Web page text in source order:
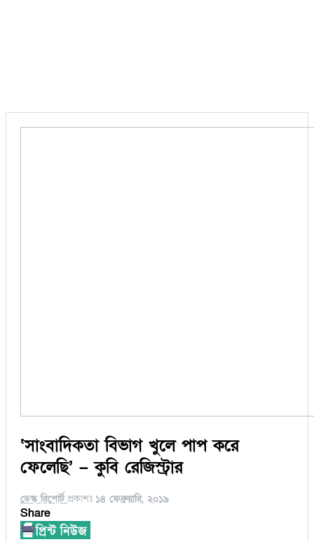
‘সাংবাদিকতা বিভাগ খুলে পাপ করে
ফেলেছি’ – কুবি রেজিস্ট্রার
ডেস্ক রিপোর্ট প্রকাশঃ ১৪ ফেব্রুয়ারি, ২০১৯
Share